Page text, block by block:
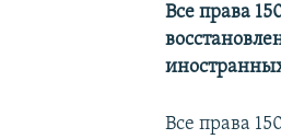
Все права
Все права